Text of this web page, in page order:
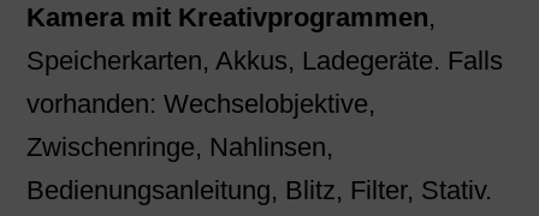
Kamera mit Kreativprogrammen,
Speicherkarten, Akkus, Ladegeräte. Falls
vorhanden: Wechselobjektive,
Zwischenringe, Nahlinsen,
Bedienungsanleitung, Blitz, Filter, Stativ.